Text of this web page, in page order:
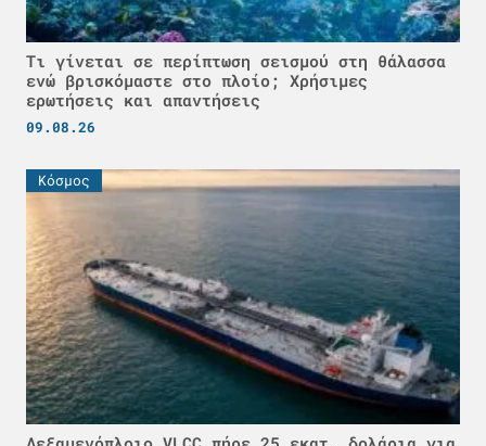
Τι γίνεται σε περίπτωση σεισμού στη θάλασσα
ενώ βρισκόμαστε στο πλοίο; Χρήσιμες
ερωτήσεις και απαντήσεις
09.08.26
Κόσμος